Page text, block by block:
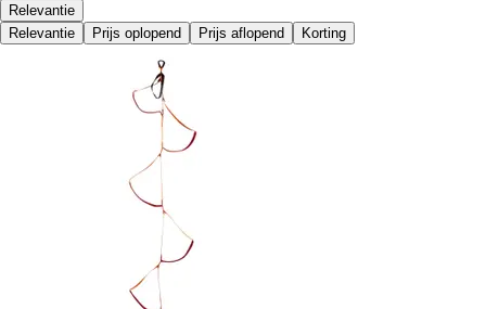
Relevantie
Relevantie
Prijs oplopend Prijs aflopend Korting